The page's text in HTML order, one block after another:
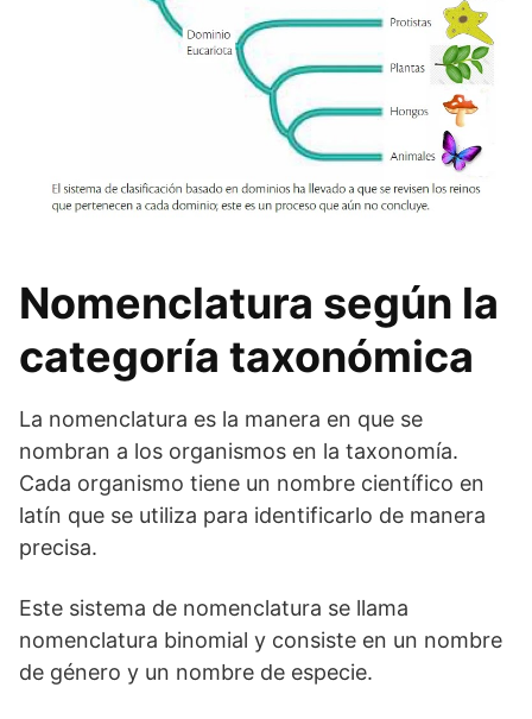
Nomenclatura según la
categoría taxonómica
La nomenclatura es la manera en que se
nombran a los organismos en la taxonomía.
Cada organismo tiene un nombre científico en
latín que se utiliza para identificarlo de manera
precisa.
Este sistema de nomenclatura se llama
nomenclatura binomial y consiste en un nombre
de género y un nombre de especie.